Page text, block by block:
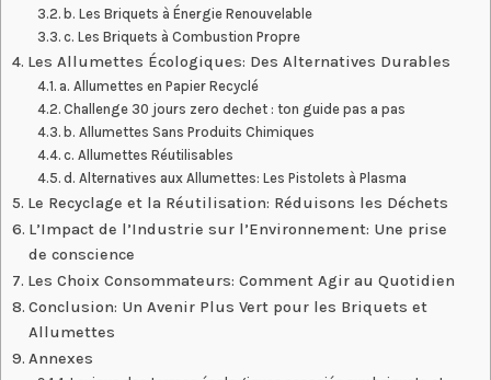
b. Les Briquets à Énergie Renouvelable
c. Les Briquets à Combustion Propre
Les Allumettes Écologiques: Des Alternatives Durables
a. Allumettes en Papier Recyclé
Challenge 30 jours zero dechet : ton guide pas a pas
b. Allumettes Sans Produits Chimiques
c. Allumettes Réutilisables
d. Alternatives aux Allumettes: Les Pistolets à Plasma
Le Recyclage et la Réutilisation: Réduisons les Déchets
L’Impact de l’Industrie sur l’Environnement: Une prise
de conscience
Les Choix Consommateurs: Comment Agir au Quotidien
Conclusion: Un Avenir Plus Vert pour les Briquets et
Allumettes
Annexes